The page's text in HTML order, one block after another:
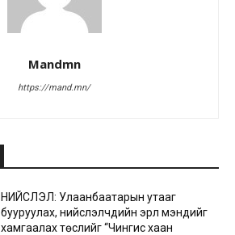
Mandmn
https://mand.mn/
НИЙСЛЭЛ: Улаанбаатарын утааг
бууруулах, нийслэлчүүдийн эрүүл мэндийг
хамгаалах төслийг “Чингис хаан